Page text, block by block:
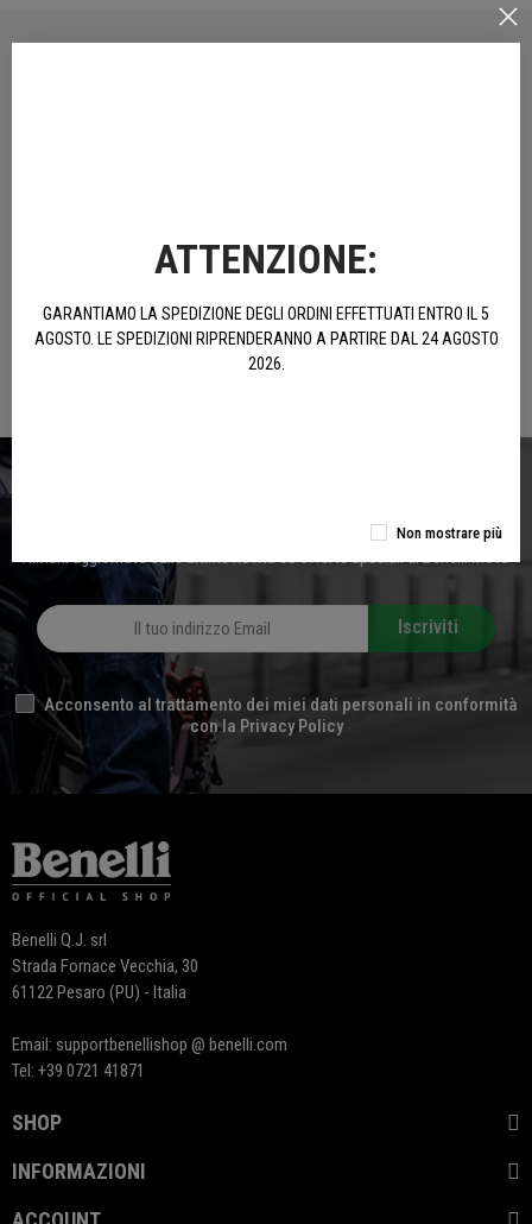
Spedizione gratuita per ordini sopra 100€
CONSEGNA VELOCE
Rimani aggiornato sulle ultime novità ed offerte speciali di Benelli Moto
Iscriviti
Acconsento al trattamento dei miei dati personali in conformità
con la Privacy Policy
Benelli Q.J. srl
Strada Fornace Vecchia, 30
61122 Pesaro (PU) - Italia
Email: supportbenellishop @ benelli.com
Tel: +39 0721 41871
SHOP
INFORMAZIONI
ATTENZIONE:
GARANTIAMO LA SPEDIZIONE DEGLI ORDINI EFFETTUATI ENTRO IL 5
AGOSTO. LE SPEDIZIONI RIPRENDERANNO A PARTIRE DAL 24 AGOSTO
2026.
Non mostrare più